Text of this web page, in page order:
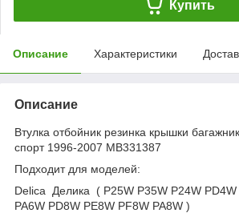
Купить
Описание Характеристики
Описание
Втулка отбойник резинка крышки
спорт 1996-2007 MB331387
Подходит для моделей:
Delica Делика ( P25W P35W P24W PD4W
PA6W PD8W PE8W PF8W PA8W )